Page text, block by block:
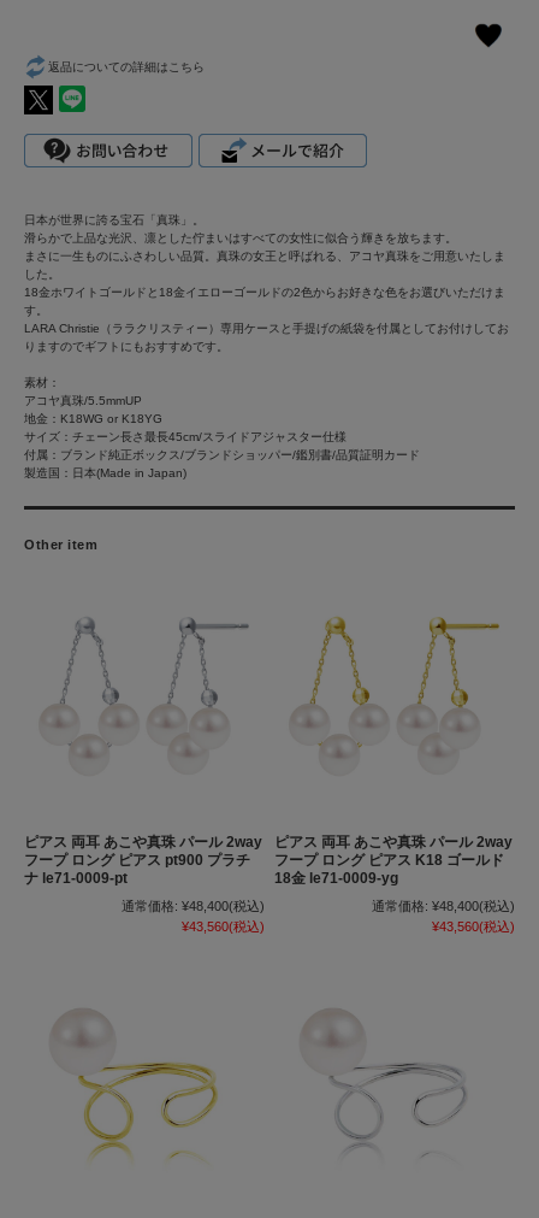
返品についての詳細はこちら
日本が世界に誇る宝石「真珠」。
滑らかで上品な光沢、凛とした佇まいはすべての女性に似合う輝きを放ちます。
まさに一生ものにふさわしい品質。真珠の女王と呼ばれる、アコヤ真珠をご用意いたしま
した。
18金ホワイトゴールドと18金イエローゴールドの2色からお好きな色をお選びいただけま
す。
LARA Christie（ララクリスティー）専用ケースと手提げの紙袋を付属としてお付けしてお
りますのでギフトにもおすすめです。
素材：
アコヤ真珠/5.5mmUP
地金：K18WG or K18YG
サイズ：チェーン長さ最長45cm/スライドアジャスター仕様
付属：ブランド純正ボックス/ブランドショッパー/鑑別書/品質証明カード
製造国：日本(Made in Japan)
Other item
ピアス 両耳 あこや真珠 パール 2way
フープ ロング ピアス pt900 プラチ
ナ le71-0009-pt
通常価格: ¥48,400(税込)
¥43,560(税込)
ピアス 両耳 あこや真珠 パール 2way
フープ ロング ピアス K18 ゴールド
18金 le71-0009-yg
通常価格: ¥48,400(税込)
¥43,560(税込)